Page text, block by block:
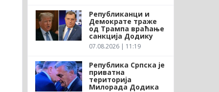
Републиканци и
Демократе траже
од Трампа враћање
санкција Додику
07.08.2026 | 11:19
Република Српска је
приватна
територија
Милорада Додика